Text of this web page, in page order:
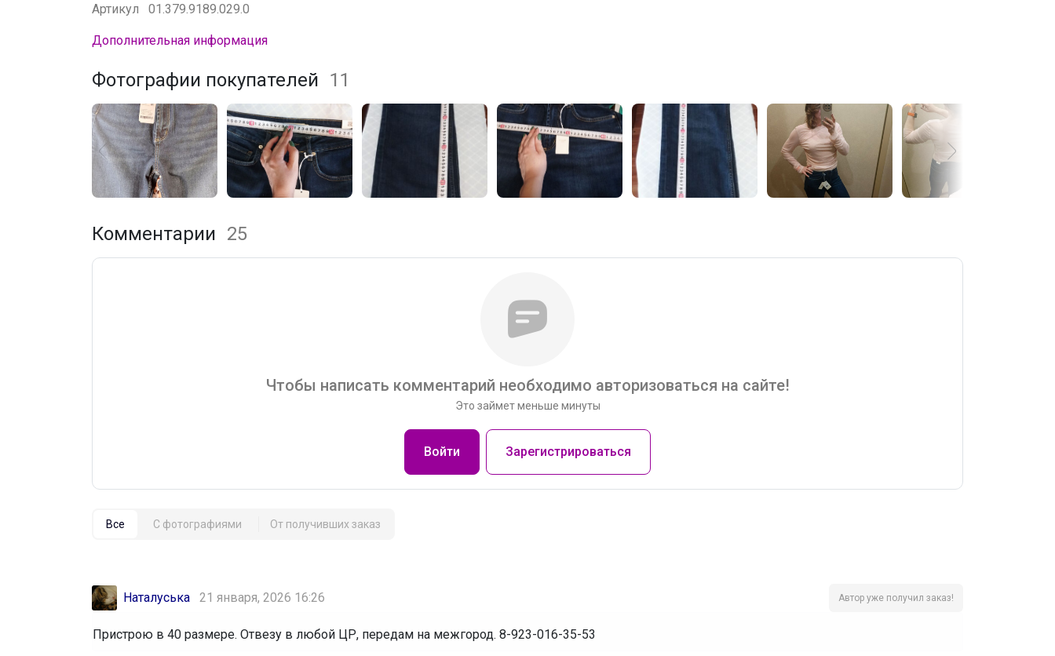
Артикул
01.379.9189.029.0
Дополнительная информация
Фотографии покупателей 11
Комментарии 25
Чтобы написать комментарий необходимо авторизоваться на сайте!
Это займет меньше минуты
Войти Зарегистрироваться
Все С фотографиями От получивших заказ
Наталуська 21 января, 2026 16:26 Автор уже получил заказ!
Пристрою в 40 размере. Отвезу в любой ЦР, передам на межгород. 8-923-016-35-53